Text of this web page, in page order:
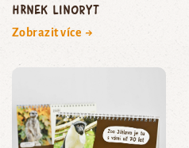
Hrnek linoryt
Zobrazit více →